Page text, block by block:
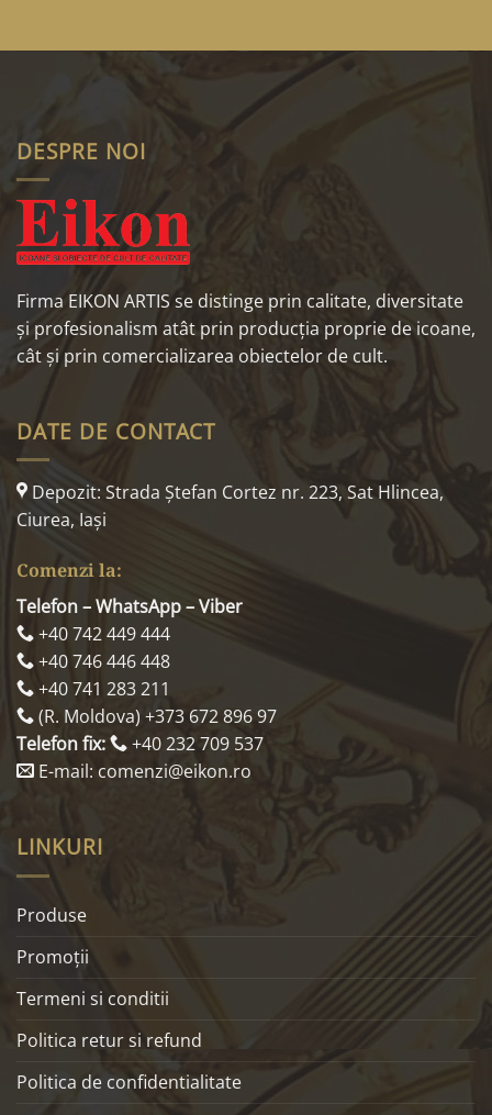
DESPRE NOI
Firma EIKON ARTIS se distinge prin calitate, diversitate
și profesionalism atât prin producția proprie de icoane,
cât și prin comercializarea obiectelor de cult.
DATE DE CONTACT
Depozit: Strada Ştefan Cortez nr. 223, Sat Hlincea,
Ciurea, Iaşi
Comenzi la:
Telefon – WhatsApp – Viber
+40 742 449 444
+40 746 446 448
+40 741 283 211
(R. Moldova) +373 672 896 97
Telefon fix:
+40 232 709 537
E-mail: comenzi@eikon.ro
LINKURI
Produse
Promoţii
Termeni si conditii
Politica retur si refund
Politica de confidentialitate